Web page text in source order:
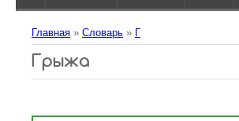
Главная » Словарь » Г
Грыжа